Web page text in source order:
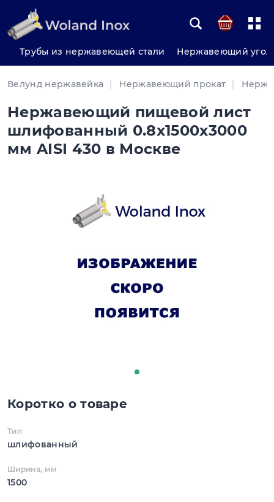
Трубы из нержавеющей стали Нержавеющий
Велунд нержавейка Нержавеющий прокат
Нержавеющий пищевой лист
шлифованный 0.8x1500x3000
мм AISI 430 в Москве
Коротко о товаре
Тип
шлифованный
Ширина, мм
1500